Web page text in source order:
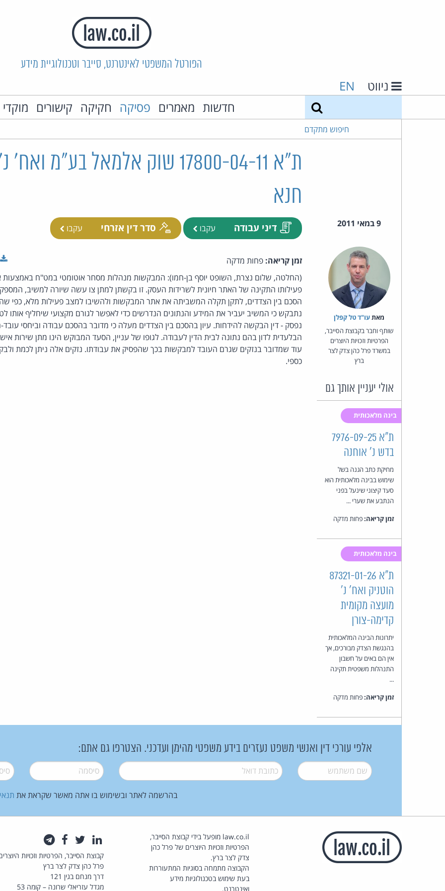
הפורטל המשפטי לאינטרנט, סייבר וטכנולוגיית מידע
ניווט EN
חדשות מאמרים פסיקה חקיקה קישורים
חיפוש מתקדם
ת"א 17800-04-11 שוק אלמאל בע"מ
חנא
9 במאי 2011 דיני עבודה עקבו סדר דין אזרחי עקבו
מאת‏עו"ד טל קפלן
שותף וחבר בקבוצת הסייבר,
הפרטיות וזכויות היוצרים
במשרד פרל כהן צדק לצר
ברץ
אולי יעניין אותך גם
בינה מלאכותית
ת"א 7976-09-25
בדש נ' אוחנה
מחיקת כתב הגנה בשל
שימוש בבינה מלאכותית הוא
סעד קיצוני שינעל בפני
הנתבע את שערי ...
זמן קריאה:פחות מדקה
בינה מלאכותית
ת"א 87321-01-26
הוטניק ואח' נ'
מועצה מקומית
קדימה-צורן
יתרונות הבינה המלאכותית
בהנגשת הצדק מבורכים, אך
אין הם באים על חשבון
התנהלות משפטית תקינה
...
זמן קריאה:פחות מדקה
זמן קריאה: פחות מדקה
(החלטה, שלום נצרת, השופט יוסף בן-חמו): המבקשות מנהלות מסחר אוטומטי במט"ח באמצעות
פעילותו התקינה של האתר חיונית לשרידות העסק. זו בקשתן למתן צו עשה שיורה למשיב,
הסכם בין הצדדים, לתקן תקלה המשביתה את אתר המבקשות ולהשיבו למצב פעילות מלא, כפי
נתבקש כי המשיב יעביר את המידע והנתונים הנדרשים כדי לאפשר לגורם מקצועי שיחליף אותו
נפסק - דין הבקשה להידחות. עיון בהסכם בין הצדדים מעלה כי מדובר בהסכם עבודה וביחסי
הבלעדית לדון בהם נתונה לבית הדין לעבודה. לגופו של עניין, הסעד המבוקש הינו מתן שירות
עוד שמדובר בנזקים שגרם העובד למבקשות בכך שהפסיק את עבודתו. נזקים אלה ניתן לכמת
כספי.
אלפי עורכי דין ואנשי משפט נעזרים בידע משפטי מהימן ועדכני. הצטרפו גם אתם:
שם משתמש* דואל* סיסמה*
בהרשמה לאתר ובשימוש בו אתה מאשר שקראת את
law.co.il מופעל בידי קבוצת הסייבר,
הפרטיות וזכויות היוצרים של פרל כהן
צדק לצר ברץ.
הקבוצה מתמחה בסוגיות המתעוררות
בעת שימוש בטכנולוגיות מידע
ואינטרנט.
לינקדאין
טוויטרפייסבוק
קבוצת הסייבר, הפרטיות וזכויות
פרל כהן צדק לצר ברץ
דרך מנחם בגין 121
מגדל עזריאלי שרונה – קומה 53